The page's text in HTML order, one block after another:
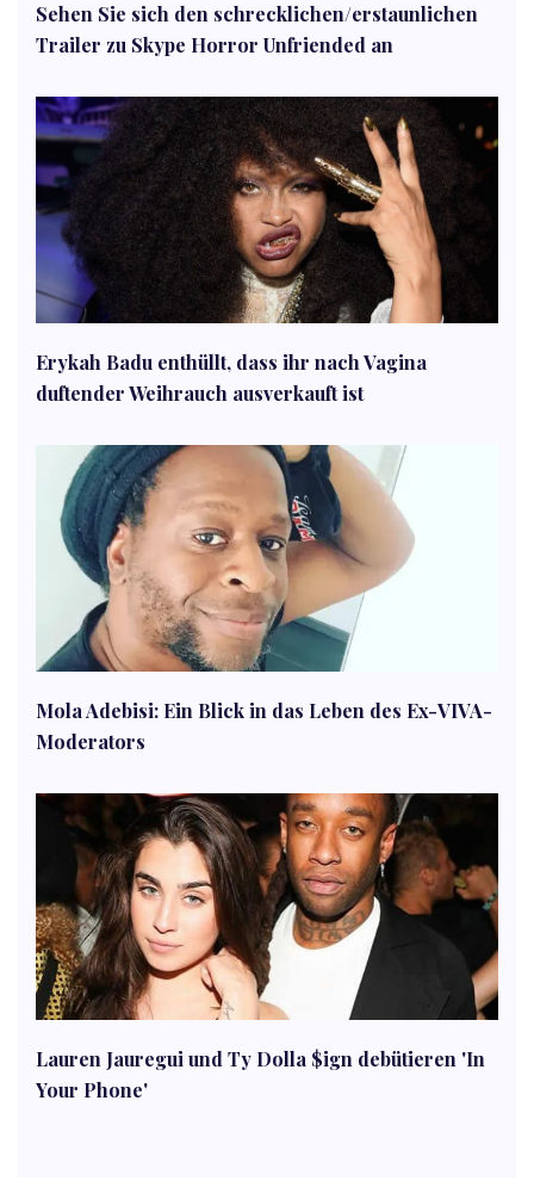
Sehen Sie sich den schrecklichen/erstaunlichen
Trailer zu Skype Horror Unfriended an
Erykah Badu enthüllt, dass ihr nach Vagina
duftender Weihrauch ausverkauft ist
Mola Adebisi: Ein Blick in das Leben des Ex-VIVA-
Moderators
Lauren Jauregui und Ty Dolla $ign debütieren 'In
Your Phone'